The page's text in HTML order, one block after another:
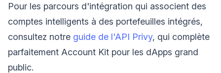
Pour les parcours d'intégration qui associent des
comptes intelligents à des portefeuilles intégrés,
consultez notre guide de l'API Privy, qui complète
parfaitement Account Kit pour les dApps grand
public.